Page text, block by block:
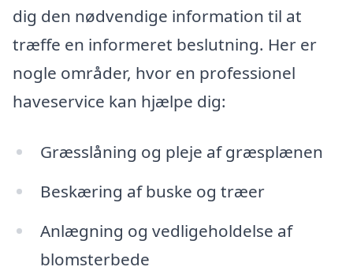
dig den nødvendige information til at
træffe en informeret beslutning. Her er
nogle områder, hvor en professionel
haveservice kan hjælpe dig:
Græsslåning og pleje af græsplænen
Beskæring af buske og træer
Anlægning og vedligeholdelse af
blomsterbede